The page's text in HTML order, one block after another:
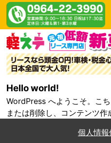
Hello world!
WordPress へようこそ。こ
または削除し、コンテンツ作
個人情